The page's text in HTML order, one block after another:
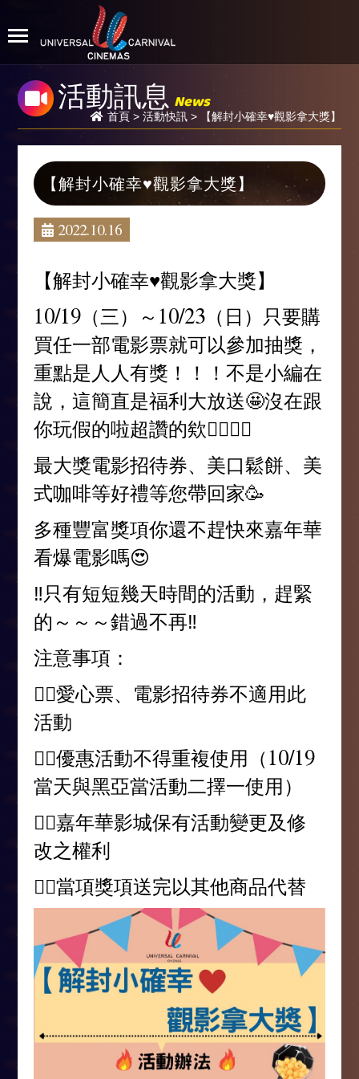
活動訊息 News
首頁> 活動快訊> 【解封小確幸♥️觀影拿大獎】
【解封小確幸♥️觀影拿大獎】
2022.10.16
【解封小確幸♥️觀影拿大獎】
10/19（三）～10/23（日）只要購
買任一部電影票就可以參加抽獎，
重點是人人有獎！！！不是小編在
說，這簡直是福利大放送🤩沒在跟
你玩假的啦超讚的欸👍🏻👍🏻
最大獎電影招待券、美口鬆餅、美
式咖啡等好禮等您帶回家🥳
多種豐富獎項你還不趕快來嘉年華
看爆電影嗎😍
‼️只有短短幾天時間的活動，趕緊
的～～～錯過不再‼️
注意事項：
👉🏻愛心票、電影招待券不適用此
活動
👉🏻優惠活動不得重複使用（10/19
當天與黑亞當活動二擇一使用）
👉🏻嘉年華影城保有活動變更及修
改之權利
👉🏻當項獎項送完以其他商品代替